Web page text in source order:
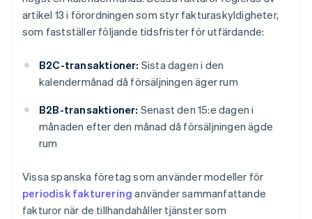
artikel 13 i förordningen som styr fakturaskyldigheter,
som fastställer följande tidsfrister för utfärdande:
B2C-transaktioner: Sista dagen i den
kalendermånad då försäljningen äger rum
B2B-transaktioner: Senast den 15:e dagen i
månaden efter den månad då försäljningen ägde
rum
Vissa spanska företag som använder modeller för
periodisk fakturering använder sammanfattande
fakturor när de tillhandahåller tjänster som